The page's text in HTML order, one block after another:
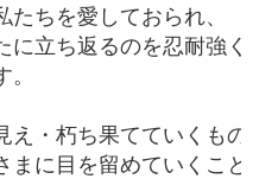
ちを愛しておられ、
に立ち返るのを忍耐強く
え・朽ち果てていくもの
まに目を留めていくこと